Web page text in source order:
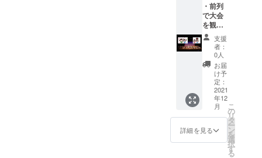
・前列
で大会
を観覧
できる
券を発
行しま
す。 ・
大会当
日、応
援用の
『うち
わ』を
お渡し
しま
す。 ※
支援
者：
0人
お届
け予
定：
2021
年12
月
詳細を見る
こ
の
リ
タ
ー
ン
を
選
択
す
る